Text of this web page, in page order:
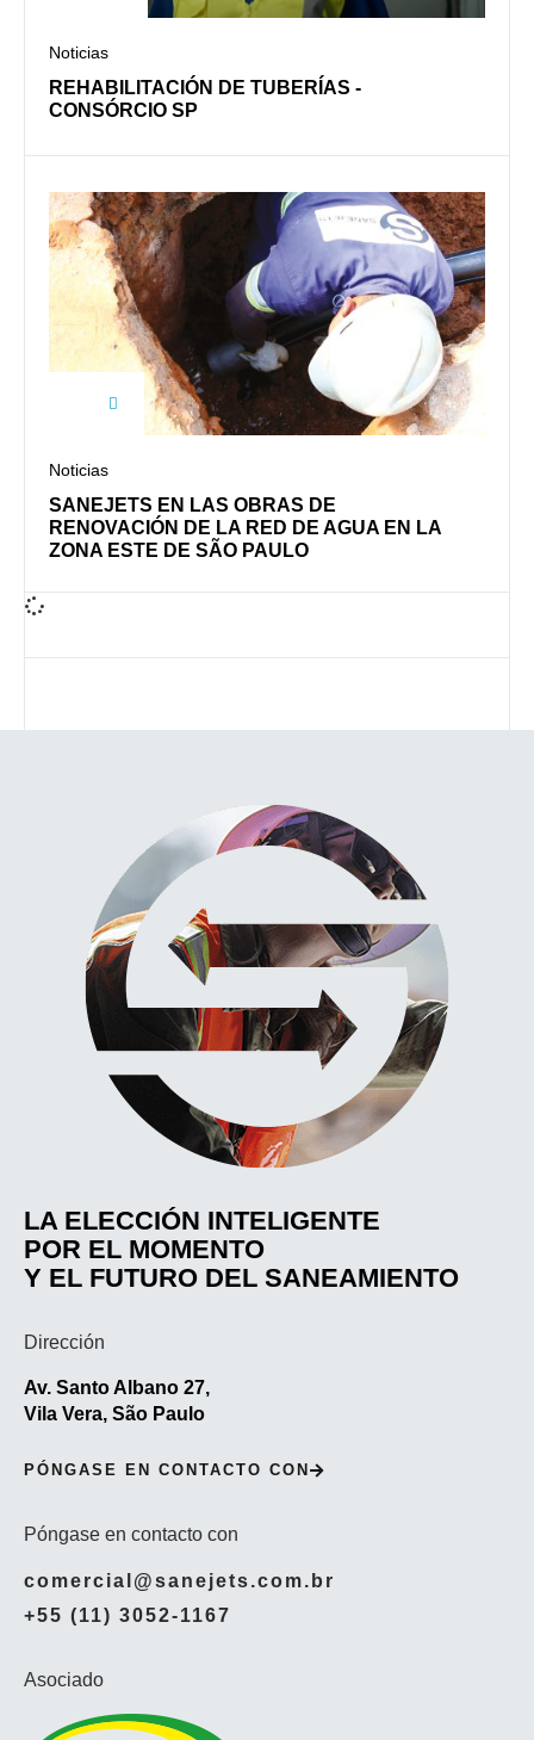
Noticias
REHABILITACIÓN DE TUBERÍAS -
CONSÓRCIO SP
Noticias
SANEJETS EN LAS OBRAS DE
RENOVACIÓN DE LA RED DE AGUA EN LA
ZONA ESTE DE SÃO PAULO
LA ELECCIÓN INTELIGENTE
POR EL MOMENTO
Y EL FUTURO DEL SANEAMIENTO
Dirección
Av. Santo Albano 27,
Vila Vera, São Paulo
PÓNGASE EN CONTACTO CON
Póngase en contacto con
comercial@sanejets.com.br
+55 (11) 3052-1167
Asociado